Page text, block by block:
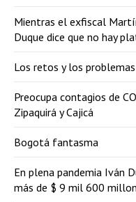
Mientras el exfiscal
Duque dice que no hay
Los retos y los
Preocupa contagios de
Zipaquirá y Cajicá
Bogotá fantasma
En plena pandemia Iván
más de $ 9 mil 600